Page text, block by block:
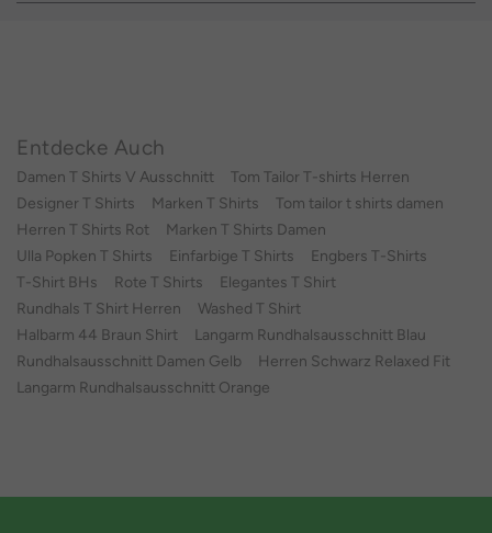
Entdecke Auch
Damen T Shirts V Ausschnitt
Tom Tailor T-shirts Herren
Designer T Shirts
Marken T Shirts
Tom tailor t shirts damen
Herren T Shirts Rot
Marken T Shirts Damen
Ulla Popken T Shirts
Einfarbige T Shirts
Engbers T-Shirts
T-Shirt BHs
Rote T Shirts
Elegantes T Shirt
Rundhals T Shirt Herren
Washed T Shirt
Halbarm 44 Braun Shirt
Langarm Rundhalsausschnitt Blau
Rundhalsausschnitt Damen Gelb
Herren Schwarz Relaxed Fit
Langarm Rundhalsausschnitt Orange